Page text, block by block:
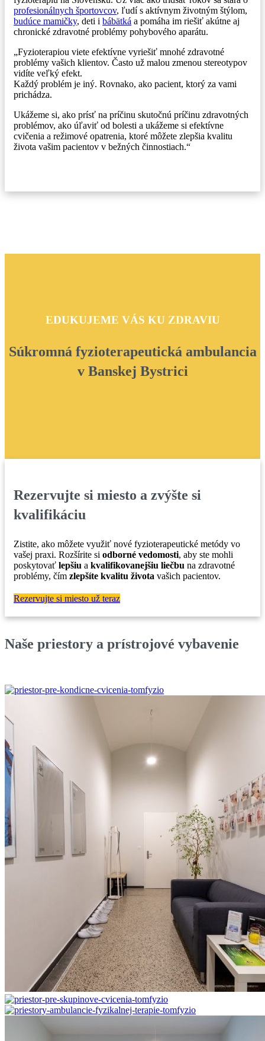
profesionálnych športovcov, ľudí s aktívnym životným štýlom,
budúce mamičky, deti i bábätká a pomáha im riešiť akútne aj
chronické zdravotné problémy pohybového aparátu.
„Fyzioterapiou viete efektívne vyriešiť mnohé zdravotné
problémy vašich klientov. Často už malou zmenou stereotypov
vidíte veľký efekt.
Každý problém je iný. Rovnako, ako pacient, ktorý za vami
prichádza.
Ukážeme si, ako prísť na príčinu skutočnú príčinu zdravotných
problémov, ako úľaviť od bolesti a ukážeme si efektívne
cvičenia a režimové opatrenia, ktoré môžete zlepšia kvalitu
života vašim pacientov v bežných činnostiach.“
EDUKUJEME VÁS KU ZDRAVIU
Súkromná fyzioterapeutická ambulancia
v Banskej Bystrici
Rezervujte si miesto a zvýšte si
kvalifikáciu
Zistite, ako môžete využiť nové fyzioterapeutické metódy vo
vašej praxi. Rozšírite si odborné vedomosti, aby ste mohli
poskytovať lepšiu a kvalifikovanejšiu liečbu na zdravotné
problémy, čím zlepšíte kvalitu života vašich pacientov.
Rezervujte si miesto už teraz
Naše priestory a prístrojové vybavenie